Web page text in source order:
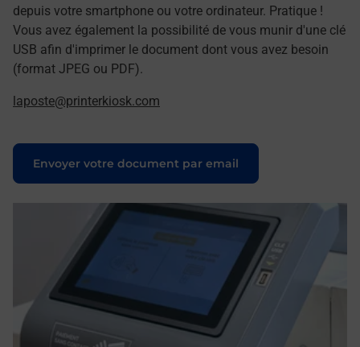
depuis votre smartphone ou votre ordinateur. Pratique !
Vous avez également la possibilité de vous munir d'une clé
USB afin d'imprimer le document dont vous avez besoin
(format JPEG ou PDF).
laposte@printerkiosk.com
Envoyer votre document par email
Le lien s'ouvre dans un nouvel onglet